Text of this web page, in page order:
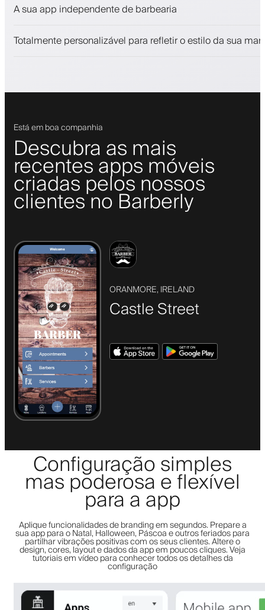
Fidelize clientes com um programa de fidelização
A sua app independente de barbearia
Totalmente personalizável para refletir o estilo da sua
Está em boa companhia
Descubra as mais
recentes apps móveis
criadas pelos nossos
clientes no Barberly
ORANMORE, IRELAND
Castle Street
Configuração simples
mas poderosa e flexível
para a app
Aplique funcionalidades de branding em segundos. Prepare a
sua app para o Natal, Halloween, Páscoa e outros feriados para
partilhar vibrações positivas com os seus clientes. Altere o
design, cores, layout e dados da app em poucos cliques. Veja
tutoriais em vídeo para conhecer todos os detalhes da
configuração